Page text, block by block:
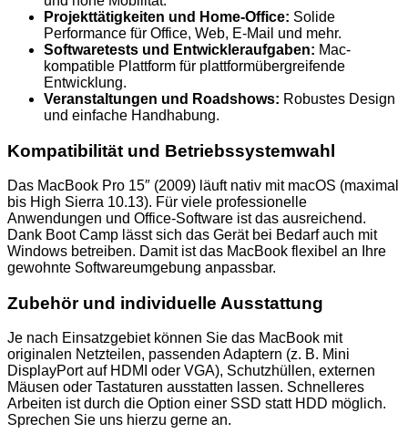
Projekttätigkeiten und Home-Office: Solide
Performance für Office, Web, E-Mail und mehr.
Softwaretests und Entwickleraufgaben: Mac-
kompatible Plattform für plattformübergreifende
Entwicklung.
Veranstaltungen und Roadshows: Robustes Design
und einfache Handhabung.
Kompatibilität und Betriebssystemwahl
Das MacBook Pro 15″ (2009) läuft nativ mit macOS (maximal
bis High Sierra 10.13). Für viele professionelle
Anwendungen und Office-Software ist das ausreichend.
Dank Boot Camp lässt sich das Gerät bei Bedarf auch mit
Windows betreiben. Damit ist das MacBook flexibel an Ihre
gewohnte Softwareumgebung anpassbar.
Zubehör und individuelle Ausstattung
Je nach Einsatzgebiet können Sie das MacBook mit
originalen Netzteilen, passenden Adaptern (z. B. Mini
DisplayPort auf HDMI oder VGA), Schutzhüllen, externen
Mäusen oder Tastaturen ausstatten lassen. Schnelleres
Arbeiten ist durch die Option einer SSD statt HDD möglich.
Sprechen Sie uns hierzu gerne an.